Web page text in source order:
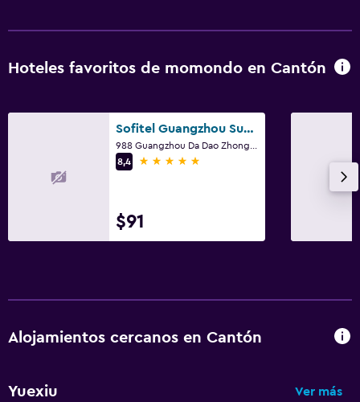
Lavandería
Tennis a puerta cerrada
Gimnasio
Fax/fotocopiadora
Hoteles favoritos de momondo en Cantón
Sofitel Guangzhou Sunrich
8,4
5 estrellas
$91
Alojamientos cercanos en Cantón
Yuexiu Ver más